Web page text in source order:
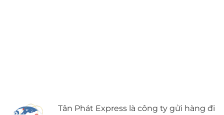
Tân Phát Express là công ty gửi hàng đi